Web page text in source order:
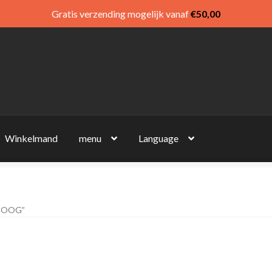
Winkelmand menu Language
Gratis verzending mogelijk vanaf€50,00